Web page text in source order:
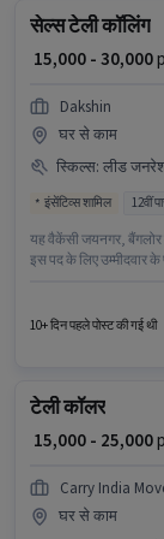
सेल्स टेली कॉलिंग
₹ 15,000 - 30,000
Dakshin
घर से काम
स्किल्स: लीड
इंसेंटिव्स शामिल 12वीं
यह वैकेंसी जयनगर,
इस पद के लिए उम्मीदवार के
रूप से हायर कर रहा है।
10+ दिन पहले पोस्ट की गई थी
टेली कॉलर
₹ 15,000 - 25,000
Carry India
घर से काम